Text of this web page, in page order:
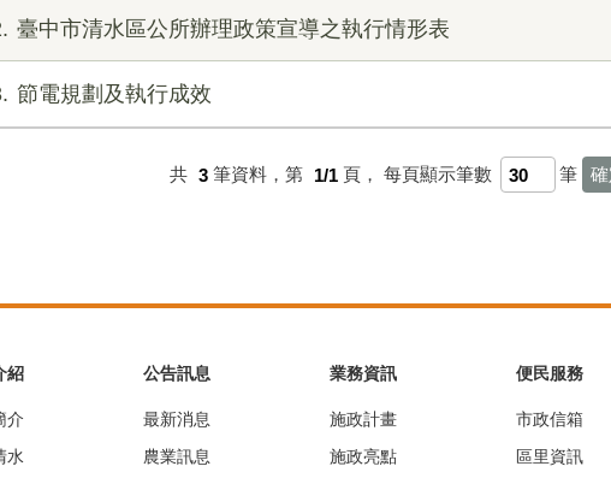
臺中市清水區公所辦理政策宣導之執行情形表
節電規劃及執行成效
共 3 筆資料，第 1/1 頁， 每頁顯示筆數 筆
紹
介
水
公告訊息
最新消息
農業訊息
業務資訊
施政計畫
施政亮點
便民服務
市政信箱
區里資訊